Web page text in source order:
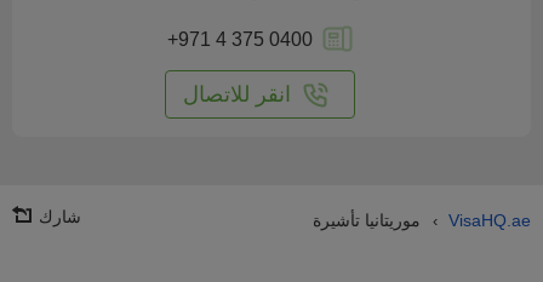
+971 4 375 0400
انقر للاتصال
VisaHQ.ae
› موريتانيا تأشيرة شارك